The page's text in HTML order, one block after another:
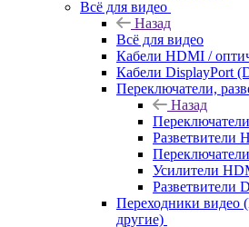
Всё для видео
Назад
Всё для видео
Кабели HDMI /
Кабели DisplayPort
Переключатели,
Назад
Разветвители
Усилители
Разветвители
Переходники
другие)